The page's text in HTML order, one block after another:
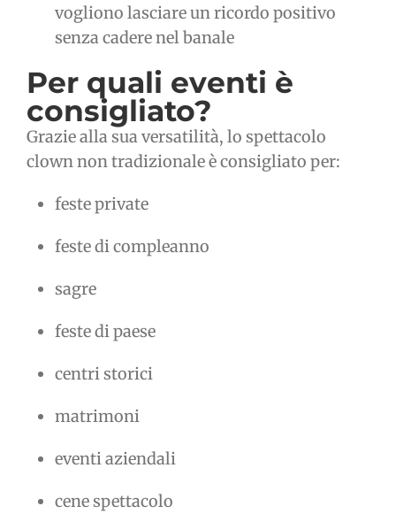
vogliono lasciare un ricordo positivo
senza cadere nel banale
Per quali eventi è
consigliato?
Grazie alla sua versatilità, lo spettacolo
clown non tradizionale è consigliato per:
feste private
feste di compleanno
sagre
feste di paese
centri storici
matrimoni
eventi aziendali
cene spettacolo